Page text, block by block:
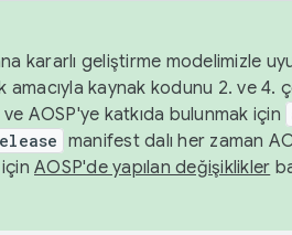
kararlı geliştirme modelimizle
amacıyla kaynak kodunu 2. ve
AOSP'ye katkıda bulunmak için
manifest dalı her zaman
AOSP'de yapılan değişiklikler